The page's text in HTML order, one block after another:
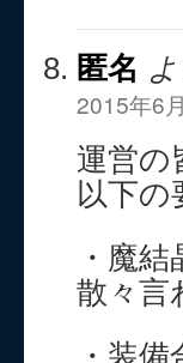
匿名
2015年6
運営の
以下
・魔
散々言
・装